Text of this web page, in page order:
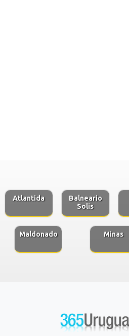
Atlantida
Balneario
Solis
Maldonado Minas